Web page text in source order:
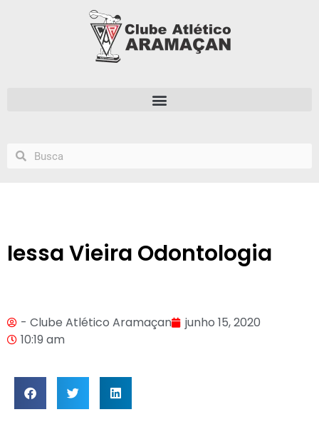
Iessa Vieira Odontologia
- Clube Atlético Aramaçan
junho 15, 2020
10:19 am